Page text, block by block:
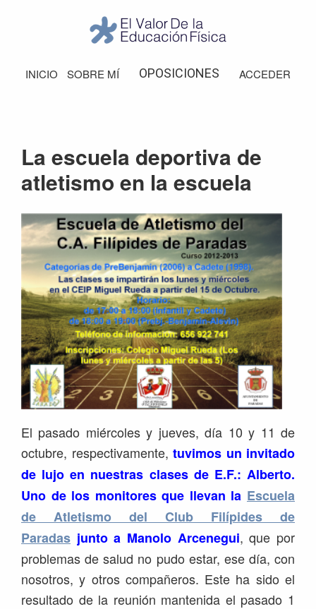
navegación
principal
barra
Valor
de
INICIO SOBRE MÍ OPOSICIONES ACCEDER
La escuela deportiva de
atletismo en la escuela
El pasado miércoles y jueves, día 10 y 11 de
octubre, respectivamente, tuvimos un invitado
de lujo en nuestras clases de E.F.: Alberto.
Uno de los monitores que llevan la Escuela
de Atletismo del Club Filípides de
Paradas junto a Manolo Arcenegui, que por
problemas de salud no pudo estar, ese día, con
nosotros, y otros compañeros. Este ha sido el
resultado de la reunión mantenida el pasado 1